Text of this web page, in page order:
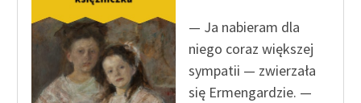
Materiały promocyjne
Polityka prywatności
Regulamin biblioteki
— Ja nabieram dla
niego coraz większej
sympatii — zwierzała
się Ermengardzie. —